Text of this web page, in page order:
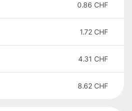
0.86 CHF
1.72 CHF
4.31 CHF
8.62 CHF